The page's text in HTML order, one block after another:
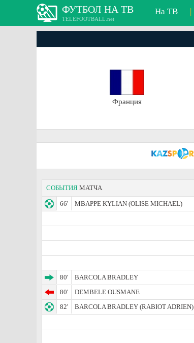
ФУТБОЛ НА ТВ
TELEFOOTBALL.net
На ТВ |
Франция
СОБЫТИЯ МАТЧА
66'
MBAPPE KYLIAN (OLISE MICHAEL)
80'
BARCOLA BRADLEY
80'
DEMBELE OUSMANE
82'
BARCOLA BRADLEY (RABIOT ADRIEN)